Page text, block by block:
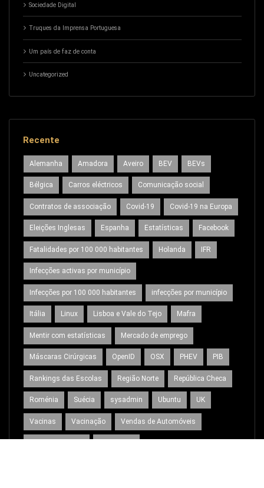
Sociedade Digital
Truques da Imprensa Portuguesa
Um país de faz de conta
Uncategorized
Recente
Alemanha Amadora Aveiro BEV BEVs
Bélgica Carros eléctricos Comunicação social
Contratos de associação Covid-19 Covid-19 na Europa
Eleições Inglesas Espanha Estatísticas Facebook
Fatalidades por 100 000 habitantes Holanda IFR
Infecções activas por município
Infecções por 100 000 habitantes infecções por município
Itália Linux Lisboa e Vale do Tejo Mafra
Mentir com estatísticas Mercado de emprego
Máscaras Cirúrgicas OpenID OSX PHEV PIB
Rankings das Escolas Região Norte República Checa
Roménia Suécia sysadmin Ubuntu UK
Vacinas Vacinação Vendas de Automóveis